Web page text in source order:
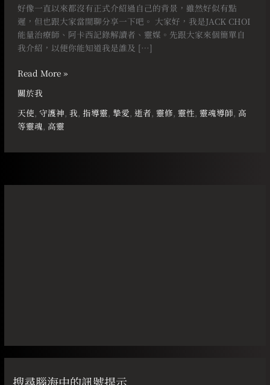
好像一直以來都沒有正式介紹過自己的背景，雖然好似有點
遲，但也跟大家當閒聊分享一下吧。 大家好，我是JACK CHOI
能量治療師、阿卡西記錄解讀者、靈媒。先跟大家來個簡單自
我介紹，以便你能知道我是誰及 […]
Read More »
關於我
天使,守護神,我,指導靈, 摯愛,逝者,靈修,靈性,靈魂導師, 高
等靈魂, 高靈
搜尋腦海中的訊號提示